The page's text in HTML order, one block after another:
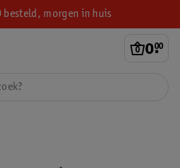
besteld, morgen in huis
0.
00